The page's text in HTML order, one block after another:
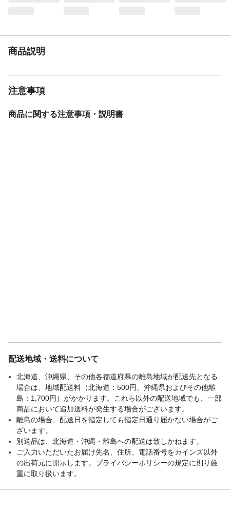
商品説明
注意事項
商品に関する注意事項・説明書
配送地域・送料について
北海道、沖縄県、その他各都道府県の離島地域が配送先となる
場合は、地域配送料（北海道：500円、沖縄県およびその他離
島：1,700円）がかかります。これら以外の配送地域でも、一部
商品において追加送料が発生する場合がございます。
離島の場合、配送日を指定しても指定日通り届かない場合がご
ざいます。
別送品は、北海道・沖縄・離島への配送は致しかねます。
ご入力いただいたお届け先名、住所、電話番号をカインズ以外
の出荷元に開示します。プライバシーポリシーの規定に則り厳
重に取り扱います。